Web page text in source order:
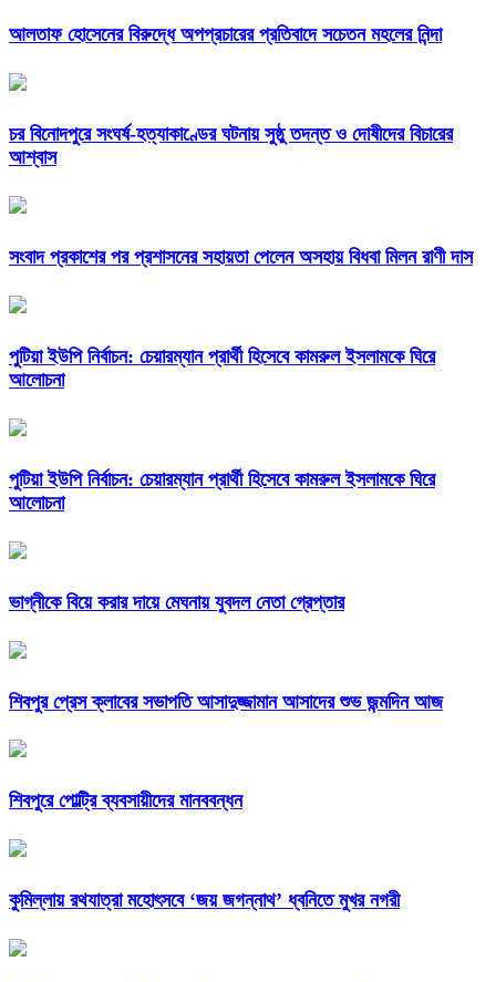
আলতাফ হোসেনের বিরুদ্ধে অপপ্রচারের প্রতিবাদে সচেতন মহলের নিন্দা
চর বিনোদপুরে সংঘর্ষ-হত্যাকাণ্ডের ঘটনায় সুষ্ঠু তদন্ত ও দোষীদের বিচারের
আশ্বাস
সংবাদ প্রকাশের পর প্রশাসনের সহায়তা পেলেন অসহায় বিধবা মিলন রাণী দাস
পুটিয়া ইউপি নির্বাচন: চেয়ারম্যান প্রার্থী হিসেবে কামরুল ইসলামকে ঘিরে
আলোচনা
পুটিয়া ইউপি নির্বাচন: চেয়ারম্যান প্রার্থী হিসেবে কামরুল ইসলামকে ঘিরে
আলোচনা
ভাগ্নীকে বিয়ে করার দায়ে মেঘনায় যুবদল নেতা গ্রেপ্তার
শিবপুর প্রেস ক্লাবের সভাপতি আসাদুজ্জামান আসাদের শুভ জন্মদিন আজ
শিবপুরে পোল্ট্রি ব্যবসায়ীদের মানববন্ধন
কুমিল্লায় রথযাত্রা মহোৎসবে ‘জয় জগন্নাথ’ ধ্বনিতে মুখর নগরী